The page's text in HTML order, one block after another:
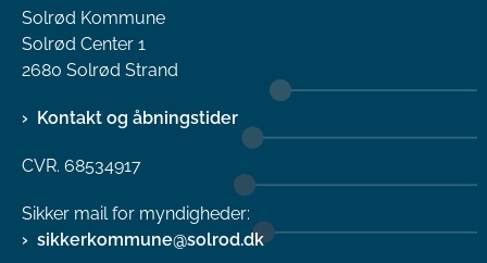
Solrød Kommune
Solrød Center 1
2680 Solrød Strand
Kontakt og åbningstider
CVR. 68534917
Sikker mail for myndigheder:
sikkerkommune@solrod.dk